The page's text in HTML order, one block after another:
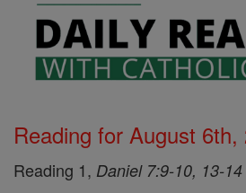
Reading for August 6th,
Reading 1, Daniel 7:9-10, 13-14